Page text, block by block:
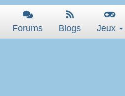
Forums Blogs Jeux